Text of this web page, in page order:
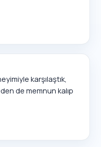
karşılaştık,
de memnun kalıp